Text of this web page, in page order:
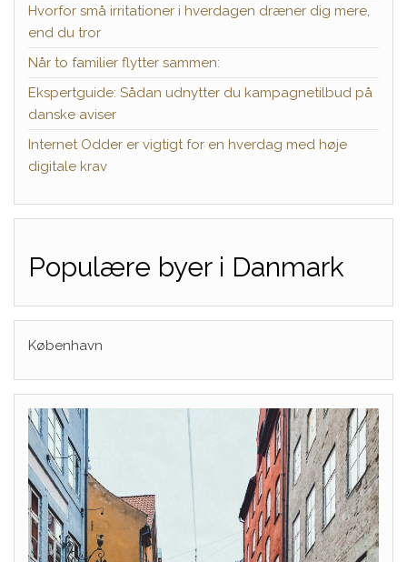
Hvorfor små irritationer i hverdagen dræner dig mere,
end du tror
Når to familier flytter sammen:
Ekspertguide: Sådan udnytter du kampagnetilbud på
danske aviser
Internet Odder er vigtigt for en hverdag med høje
digitale krav
Populære byer i Danmark
København